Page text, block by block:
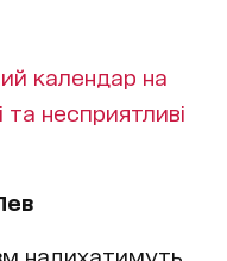
календар на
та несприятливі
надихатимуть